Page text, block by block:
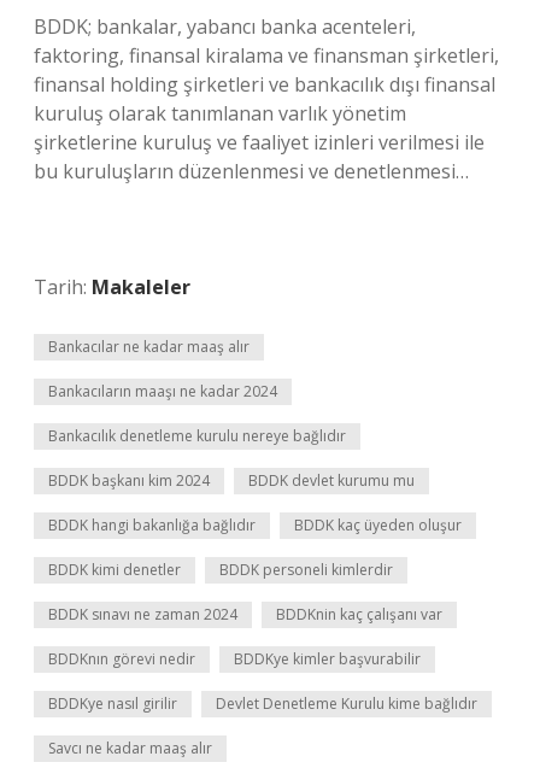
BDDK; bankalar, yabancı banka acenteleri,
faktoring, finansal kiralama ve finansman şirketleri,
finansal holding şirketleri ve bankacılık dışı finansal
kuruluş olarak tanımlanan varlık yönetim
şirketlerine kuruluş ve faaliyet izinleri verilmesi ile
bu kuruluşların düzenlenmesi ve denetlenmesi…
Tarih: Makaleler
Bankacılar ne kadar maaş alır
Bankacıların maaşı ne kadar 2024
Bankacılık denetleme kurulu nereye bağlıdır
BDDK başkanı kim 2024 BDDK devlet kurumu mu
BDDK hangi bakanlığa bağlıdır BDDK kaç üyeden oluşur
BDDK kimi denetler BDDK personeli kimlerdir
BDDK sınavı ne zaman 2024 BDDKnin kaç çalışanı var
BDDKnın görevi nedir BDDKye kimler başvurabilir
BDDKye nasıl girilir Devlet Denetleme Kurulu kime bağlıdır
Savcı ne kadar maaş alır